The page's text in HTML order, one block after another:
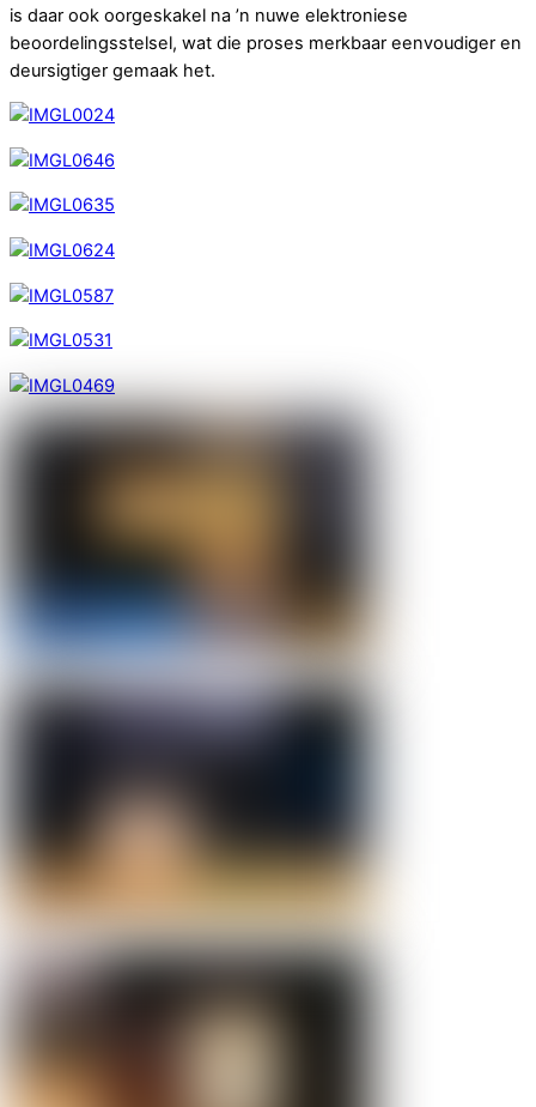
is daar ook oorgeskakel na ’n nuwe elektroniese
beoordelingsstelsel, wat die proses merkbaar eenvoudiger en
deursigtiger gemaak het.